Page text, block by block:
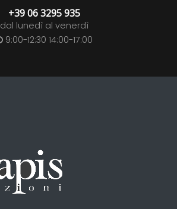
+39 06 3295 935
dal lunedì al venerdì
9:00-12:30 14:00-17:00